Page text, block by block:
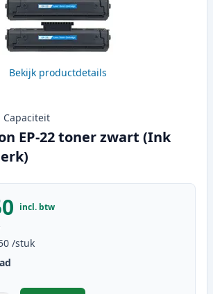
Bekijk productdetails
Capaciteit
EP-22 toner zwart (Ink
incl. btw
/stuk